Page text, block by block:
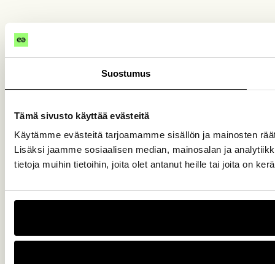
Suostumus
Tämä sivusto käyttää evästeitä
Käytämme evästeitä tarjoamamme sisällön ja mainosten
Lisäksi jaamme sosiaalisen median, mainosalan ja
tietoja muihin tietoihin, joita olet antanut heille tai joita on